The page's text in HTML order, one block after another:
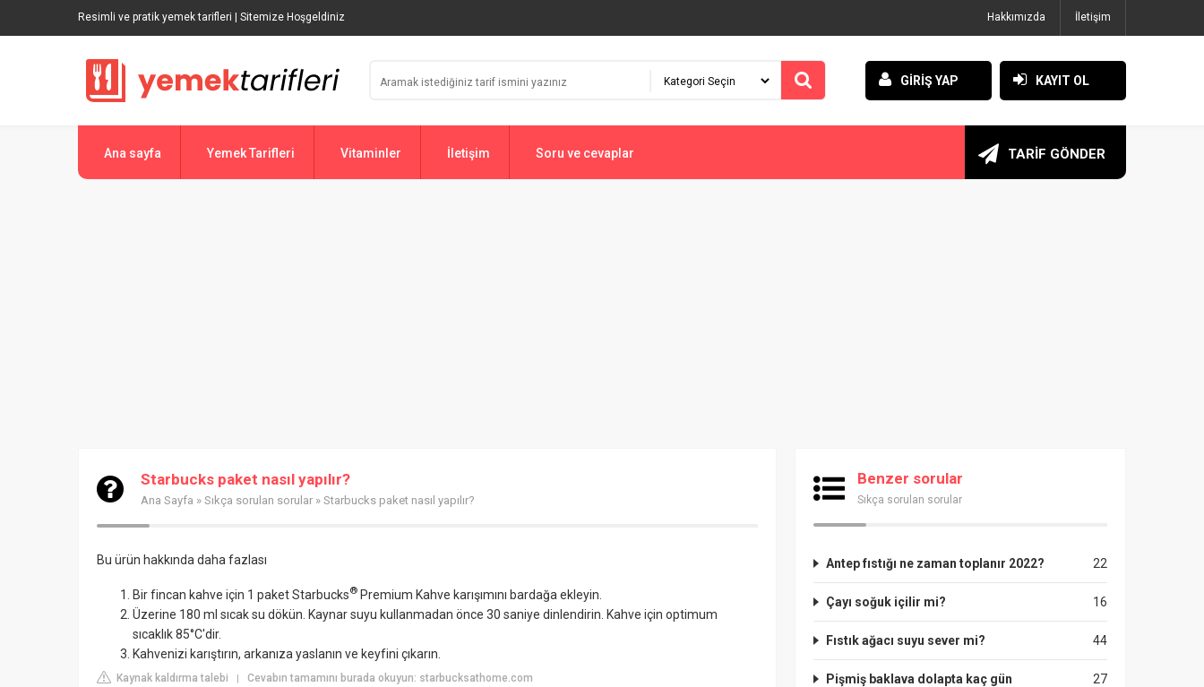
Resimli ve pratik yemek tarifleri | Sitemize Hoşgeldiniz Hakkımızda İletişim
GİRİŞ YAP KAYIT OL
Ana sayfa Yemek Tarifleri Vitaminler İletişim Soru ve cevaplar TARİF GÖNDER
Starbucks paket nasıl yapılır?
Ana Sayfa » Sıkça sorulan sorular » Starbucks paket nasıl yapılır?
Bu ürün hakkında daha fazlası
Bir fincan kahve için 1 paket Starbucks® Premium Kahve karışımını bardağa ekleyin.
Üzerine 180 ml sıcak su dökün. Kaynar suyu kullanmadan önce 30 saniye dinlendirin. Kahve için optimum
sıcaklık 85°C'dir.
Kahvenizi karıştırın, arkanıza yaslanın ve keyfini çıkarın.
Kaynak kaldırma talebi | Cevabın tamamını burada okuyun: starbucksathome.com
Benzer sorular
Sıkça sorulan sorular
22
Antep fıstığı ne zaman toplanır 2022?
16
Çayı soğuk içilir mi?
44
Fıstık ağacı suyu sever mi?
27
Pişmiş baklava dolapta kaç gün